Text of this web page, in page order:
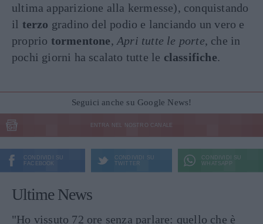
ultima apparizione alla kermesse), conquistando
il terzo gradino del podio e lanciando un vero e
proprio tormentone, Apri tutte le porte, che in
pochi giorni ha scalato tutte le classifiche.
Seguici anche su Google News!
ENTRA NEL NOSTRO CANALE
CONDIVIDI SU
FACEBOOK
CONDIVIDI SU
TWITTER
CONDIVIDI SU
WHATSAPP
Ultime News
"Ho vissuto 72 ore senza parlare: quello che è